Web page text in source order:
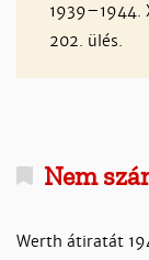
1939–1944.
202. ülés.
Nem
Werth átira­tát